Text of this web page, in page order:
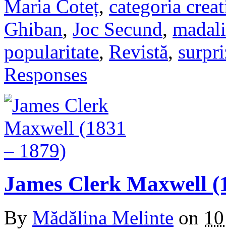
Maria Coteț, categoria
Ghiban, Joc Secund,
popularitate, Revistă,
Responses
James Clerk Maxwell
By Mădălina Melinte on